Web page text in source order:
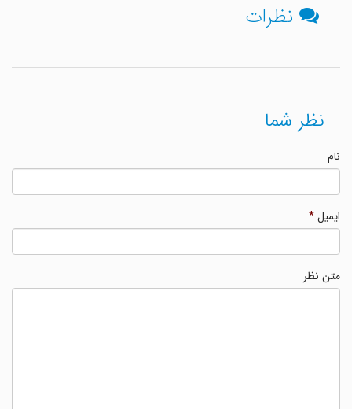
نظرات
نظر شما
ایمیل*
متن نظر